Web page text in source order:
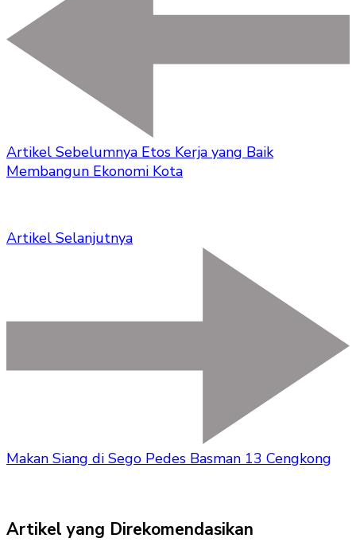
Artikel Sebelumnya Etos Kerja yang Baik
Membangun Ekonomi Kota
Artikel Selanjutnya
Makan Siang di Sego Pedes Basman 13 Cengkong
Artikel yang Direkomendasikan